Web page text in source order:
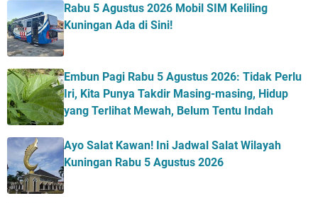
Rabu 5 Agustus 2026 Mobil SIM Keliling
Kuningan Ada di Sini!
Embun Pagi Rabu 5 Agustus 2026: Tidak Perlu
Iri, Kita Punya Takdir Masing-masing, Hidup
yang Terlihat Mewah, Belum Tentu Indah
Ayo Salat Kawan! Ini Jadwal Salat Wilayah
Kuningan Rabu 5 Agustus 2026